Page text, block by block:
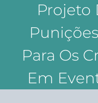
Projeto
Para Os
Em